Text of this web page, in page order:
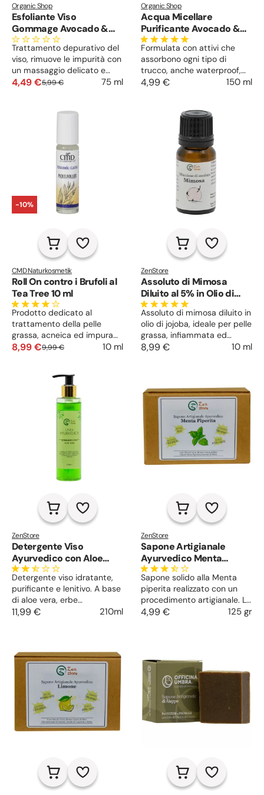
Organic Shop
Esfoliante Viso
Gommage Avocado &
Aloe
Trattamento depurativo del
viso, rimuove le impurità con
un massaggio delicato e
rigenerante. Per ogni
Purifica e nutre, illumina il
4,49 €5,99 € 75 ml
Organic Shop
Acqua Micellare
Purificante Avocado &
Aloe
Formulata con attivi che
assorbono ogni tipo di
trucco, anche waterproof,
pulisce il viso dallo sporco
pelle e rinforzano la naturale
protezione cutanea. Lascia
la pelle idratata, liscia e
4,99 € 150 ml
-10%
CMD Naturkosmetik
Roll On contro i Brufoli al
Tea Tree 10 ml
Prodotto dedicato al
trattamento della pelle
grassa, acneica ed impura
capace di agire in modo
contrasta la formazione di
acne e punti neri mentre
l’aloe lenisce la cute irritata
ed infiammata, favorendo la
cicatrizzazione.
8,99 €9,99 € 10 ml
ZenStore
Assoluto di Mimosa
Diluito al 5% in Olio di
Jojoba
Assoluto di mimosa diluito in
olio di jojoba, ideale per pelle
grassa, infiammata ed
arrossata. Ottimo antiage
tensioni. Da usare anche per
profumi e preparazioni
cosmetiche.
8,99 € 10 ml
ZenStore
Detergente Viso
Ayurvedico con Aloe
Vera
Detergente viso idratante,
purificante e lenitivo. A base
di aloe vera, erbe
ayurvediche, oli vegetali e oli
una sensazione di piacevole
freschezza.
11,99 € 210ml
ZenStore
Sapone Artigianale
Ayurvedico Menta
piperita
Sapone solido alla Menta
piperita realizzato con un
procedimento artigianale. La
sua formula ayurvedica
Ideale per la detersione
quotidiana della pelle del
viso e del corpo.
4,99 € 125 gr